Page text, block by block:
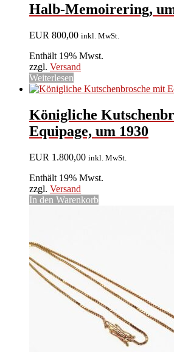
Halb-Memoirering,
EUR 800,00 inkl. MwSt.
Enthält 19% Mwst.
zzgl. Versand
Weiterlesen
Königliche
Equipage, um 1930
EUR 1.800,00 inkl. MwSt.
Enthält 19% Mwst.
zzgl. Versand
In den Warenkorb